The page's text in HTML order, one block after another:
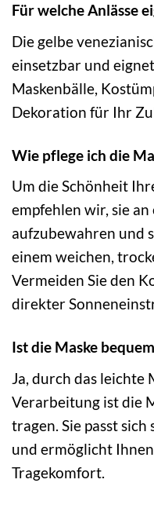
Für welche Anlässe
Die gelbe
einsetzbar und
Maskenbälle,
Dekoration für Ihr
Wie pflege ich die
Um die Schönheit
empfehlen wir, sie
aufzubewahren und
einem weichen,
Vermeiden Sie den
direkter
Ist die Maske
Ja, durch das
Verarbeitung ist die
tragen. Sie passt
und ermöglicht
Tragekomfort.